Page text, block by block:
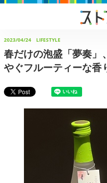
2023/04/24 LIFESTYLE
春だけの泡盛「夢奏」
やぐフルーティーな香